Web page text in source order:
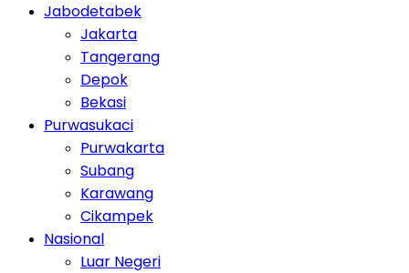
Jabodetabek
Jakarta
Tangerang
Depok
Bekasi
Purwasukaci
Purwakarta
Subang
Karawang
Cikampek
Nasional
Luar Negeri